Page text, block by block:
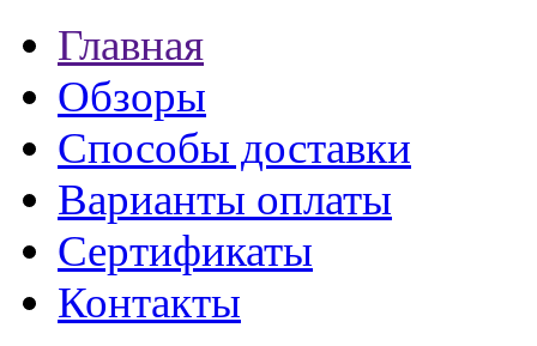
Главная
Обзоры
Способы доставки
Варианты оплаты
Сертификаты
Контакты